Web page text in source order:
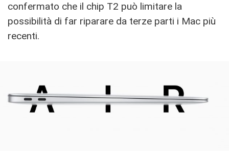
confermato che il chip T2 può limitare la
possibilità di far riparare da terze parti i Mac più
recenti.